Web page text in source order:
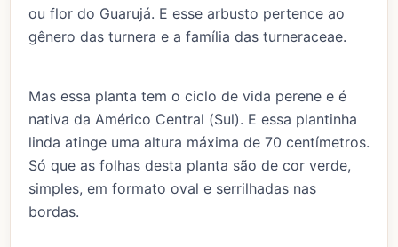
ou flor do Guarujá. E esse arbusto pertence ao
gênero das turnera e a família das turneraceae.
Mas essa planta tem o ciclo de vida perene e é
nativa da Américo Central (Sul). E essa plantinha
linda atinge uma altura máxima de 70 centímetros.
Só que as folhas desta planta são de cor verde,
simples, em formato oval e serrilhadas nas
bordas.